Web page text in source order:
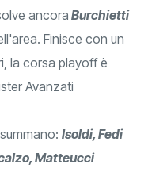
ancora Burchietti
Finisce con un
la corsa playoff è
Avanzati
Isoldi, Fedi
Matteucci